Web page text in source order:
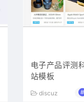
电子产品评测
站模板
discuz #